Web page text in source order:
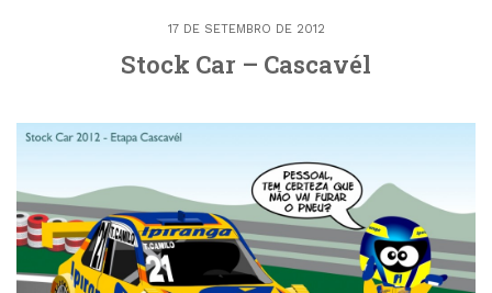
17 DE SETEMBRO DE 2012
Stock Car – Cascavél